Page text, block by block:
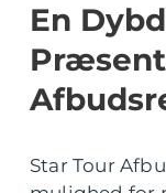
En
Star Tour